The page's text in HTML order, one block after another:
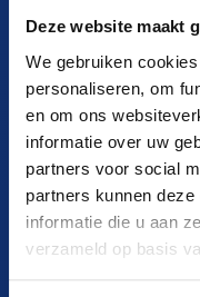
Deze website maakt
We gebruiken
personaliseren, om
en om ons
informatie over uw
partners voor social
partners kunnen
informatie die u aan
verzameld op basis
De
die